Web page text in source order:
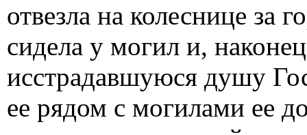
отвезла на колеснице за
сидела у могил и,
исстрадавшуюся душу
ее рядом с могилами ее